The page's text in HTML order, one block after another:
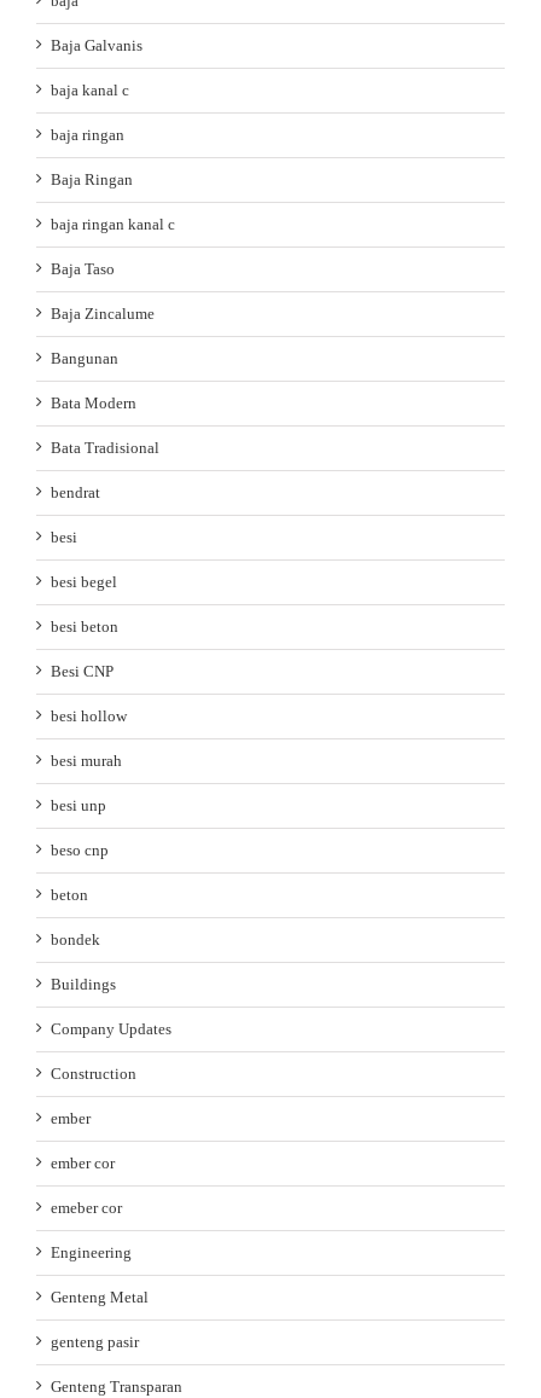
Baja Galvanis
baja kanal c
baja ringan
Baja Ringan
baja ringan kanal c
Baja Taso
Baja Zincalume
Bangunan
Bata Modern
Bata Tradisional
bendrat
besi
besi begel
besi beton
Besi CNP
besi hollow
besi murah
besi unp
beso cnp
beton
bondek
Buildings
Company Updates
Construction
ember
ember cor
emeber cor
Engineering
Genteng Metal
genteng pasir
Genteng Transparan